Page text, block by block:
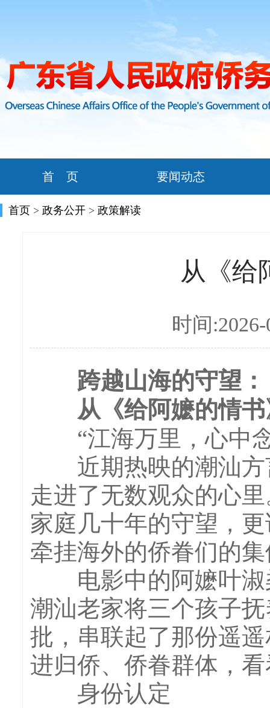
首 页 要闻动态
首页 > 政务公开 > 政策解读
从《给
时间
跨越山海的守望：
从《给阿嬷的情书
“江海万里，心中念
近期热映的潮汕方
走进了无数观众的心
家庭几十年的守望，
牵挂海外的侨眷们的
电影中的阿嬷叶淑
潮汕老家将三个孩子
批，串联起了那份遥
进归侨、侨眷群体，
身份认定